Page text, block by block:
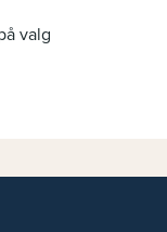
valg